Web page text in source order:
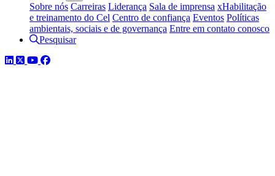
Sobre nós Carreiras Liderança Sala de imprensa xHabilitação
e treinamento do Cel Centro de confiança Eventos Políticas
ambientais, sociais e de governança Entre em contato conosco
Pesquisar
LinkedIn
TwitterYouTube
Facebook